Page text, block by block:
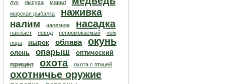
лук лысуха марал
морская рыбалка наживка
налим нарезное насадка
нахлыст невод непромокаемый
нож
нора
нырок облава окунь
олень опарыш
оптический
прицел
охота охота с птицей
охотничье оружие